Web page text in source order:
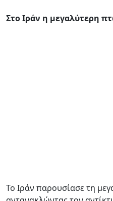
Στο Ιράν η μεγαλύτερη
Το Ιράν παρουσίασε τη